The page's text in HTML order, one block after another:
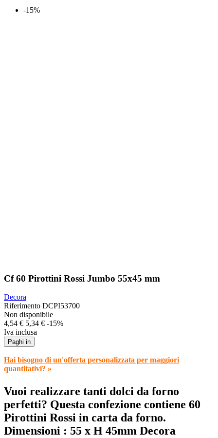
-15%
Cf 60 Pirottini Rossi Jumbo 55x45 mm
Decora
Riferimento DCPI53700
Non disponibile
4,54 € 5,34 € -15%
Iva inclusa
Paghi in
Hai bisogno di un'offerta personalizzata per maggiori
quantitativi? »
Vuoi realizzare tanti dolci da forno
perfetti? Questa confezione contiene 60
Pirottini Rossi in carta da forno.
Dimensioni : 55 x H 45mm Decora